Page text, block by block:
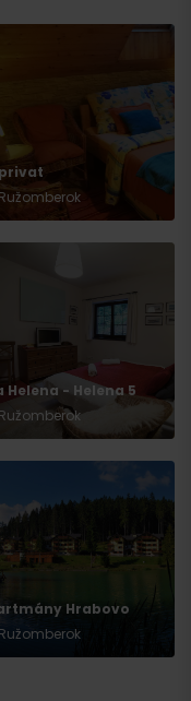
Ružomberok
Helena - Helena 5
Ružomberok
Hrabovo
Ružomberok